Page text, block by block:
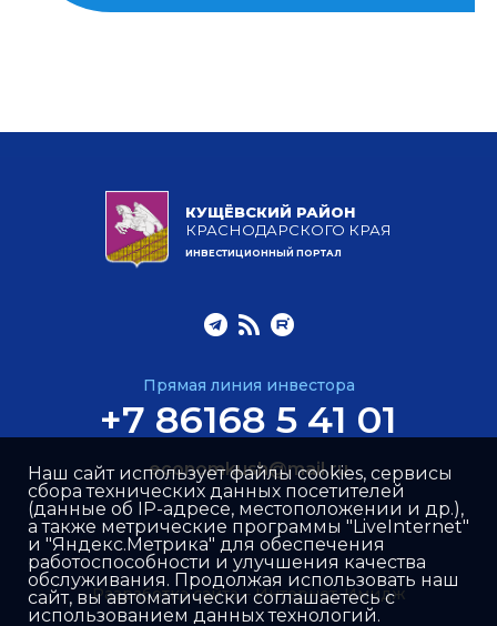
КУЩЁВСКИЙ РАЙОН
КРАСНОДАРСКОГО КРАЯ
ИНВЕСТИЦИОННЫЙ ПОРТАЛ
Прямая линия инвестора
+7 86168 5 41 01
economkush@mail.ru
Разработка сайта –Интернет-Имидж
Наш сайт использует файлы cookies, сервисы
сбора технических данных посетителей
(данные об IP-адресе, местоположении и др.),
а также метрические программы "LiveInternet"
и "Яндекс.Метрика" для обеспечения
работоспособности и улучшения качества
обслуживания. Продолжая использовать наш
сайт, вы автоматически соглашаетесь с
использованием данных технологий.